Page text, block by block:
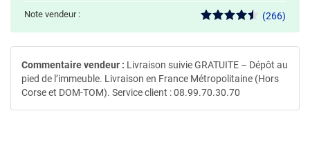
Note vendeur : (266)
Commentaire vendeur : Livraison suivie GRATUITE – Dépôt au
pied de l’immeuble. Livraison en France Métropolitaine (Hors
Corse et DOM-TOM). Service client : 08.99.70.30.70